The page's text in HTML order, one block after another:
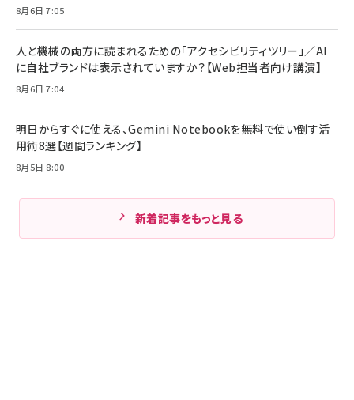
8月6日 7:05
人と機械の両方に読まれるための「アクセシビリティツリー」／AI
に自社ブランドは表示されていますか？【Web担当者向け講演】
8月6日 7:04
明日からすぐに使える、Gemini Notebookを無料で使い倒す活
用術8選【週間ランキング】
8月5日 8:00
新着記事をもっと見る